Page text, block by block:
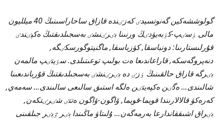
گولوششەكين گەنوتسيدٸ كەزٸندە قازاق ساحاراسىنىڭ 40 ميلليون
مالى ٶسٸپ-كٶبەيۋدٸڭ ورنىنا بٸرٸنشٸ بەسجىلدىقتىڭ ەكپٸندٸ
قۇرلىستارىنا: دونباسقا, كۋزباسقا, ماگنيتوگورسكٸگە,
دنەپروگەسكە, قاراعاندىعا ەت بولىپ توعىتىلدى. سٶيتٸپ مالمەن
بٸرگە قازاق حالقىنىڭ ٶزٸ دە بٸرٸنشٸ بەسجىلدىقتىڭ قۇرباندىعىنا
شالىندى... ەگٸن ەكپەيتٸن ەلگە استىق سالىعى سالىندى... سەمەي,
كەرەكۋ قالالارىندا قويما-قويما, ۆاگون-ۆاگون ەتتٸ شٸرٸتكەن,
بٸراق اشىققاندارعا بەرمەگەن... ۇلىتاۋ ماڭىندا بٸر ٷيٸر جىلقىنى